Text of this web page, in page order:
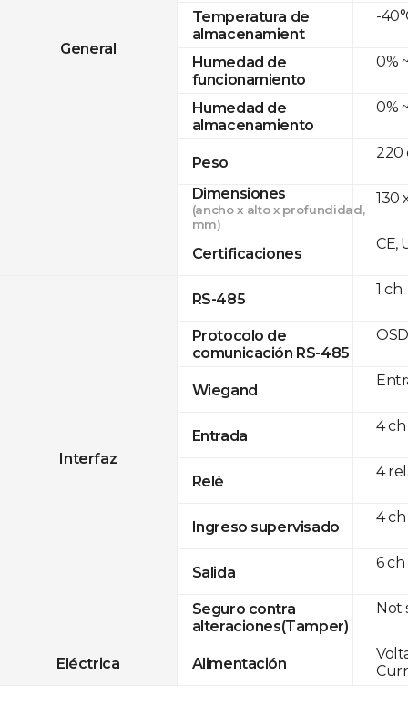
General
Temperatura de
almacenamient
Humedad de
funcionamiento
Humedad de
almacenamiento
Peso
Dimensiones
(ancho x alto x profundidad,
mm)
Certificaciones
Interfaz
RS-485
Protocolo de
comunicación RS-485
Wiegand
Entrada
Relé
Ingreso supervisado
Salida
Seguro contra
alteraciones(Tamper)
Eléctrica Alimentación
-
0%
0%
220
130
CE,
1 ch
4 ch
4
4 ch
6 ch
Not